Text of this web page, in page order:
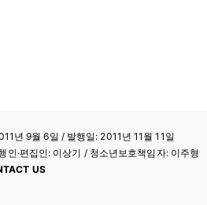
년 9월 6일 / 발행일: 2011년 11월 11일
·편집인: 이상기 / 청소년보호책임자: 이주형
US